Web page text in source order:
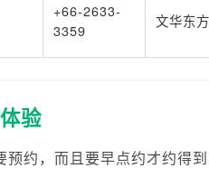
+66-2633-
3359
文华东
验
约，而且要早点约才约得到